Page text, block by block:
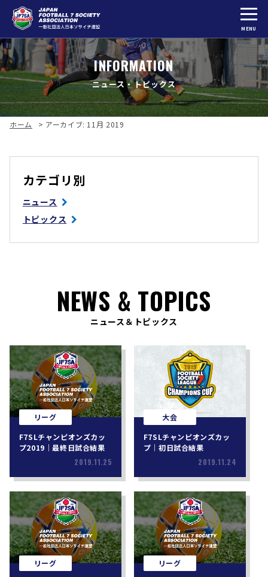
MENU
INFORMATION
ニュース・トピックス
ホーム > アーカイブ: 11月 2019
カテゴリ別
ニュース
トピックス
NEWS & TOPICS
ニュース＆トピックス
リーグ
F7SLチャンピオンズカッ
プ2019｜最終日試合結果
2019.11.25
大会
F7SLチャンピオンズカッ
プ｜初日試合結果
2019.11.24
リーグ
リーグ